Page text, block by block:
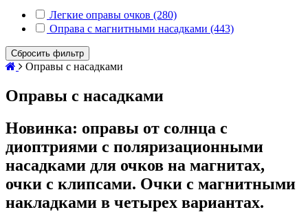
Легкие оправы очков (280)
Оправа с магнитными насадками (443)
Сбросить фильтр
Оправы с насадками
Оправы с насадками
Новинка: оправы от солнца с
диоптриями с поляризационными
насадками для очков на магнитах,
очки с клипсами. Очки с магнитными
накладками в четырех вариантах.